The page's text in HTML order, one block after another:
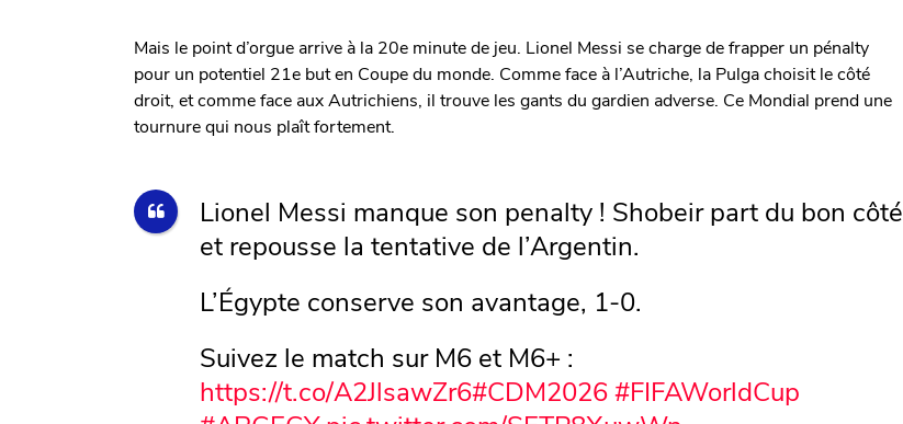
Mais le point d’orgue arrive à la 20e minute de jeu. Lionel Messi se charge de frapper un pénalty
pour un potentiel 21e but en Coupe du monde. Comme face à l’Autriche, la Pulga choisit le côté
droit, et comme face aux Autrichiens, il trouve les gants du gardien adverse. Ce Mondial prend une
tournure qui nous plaît fortement.
Lionel Messi manque son penalty ! Shobeir part du bon côté
et repousse la tentative de l’Argentin.
L’Égypte conserve son avantage, 1-0.
Suivez le match sur M6 et M6+ :
https://t.co/A2JlsawZr6#CDM2026#FIFAWorldCup